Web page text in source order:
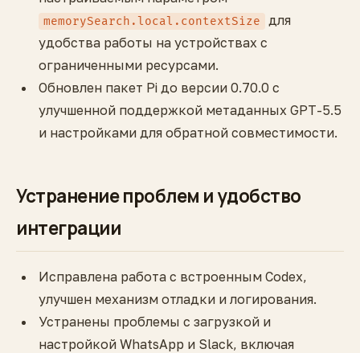
memorySearch.local.contextSize
для
удобства работы на устройствах с
ограниченными ресурсами.
Обновлен пакет Pi до версии 0.70.0 с
улучшенной поддержкой метаданных GPT-5.5
и настройками для обратной совместимости.
Устранение проблем и удобство
интеграции
Исправлена работа с встроенным Codex,
улучшен механизм отладки и логирования.
Устранены проблемы с загрузкой и
настройкой WhatsApp и Slack, включая